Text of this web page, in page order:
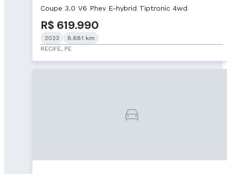
Coupe 3.0 V6 Phev E-hybrid Tiptronic 4wd
R$ 619.990
2023
8.681 km
RECIFE, PE